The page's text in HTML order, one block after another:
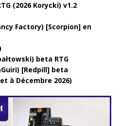
(2026 Korycki) v1.2
Factory) [Scorpion] en
beta RTG
[Redpill] beta
à Décembre 2026)